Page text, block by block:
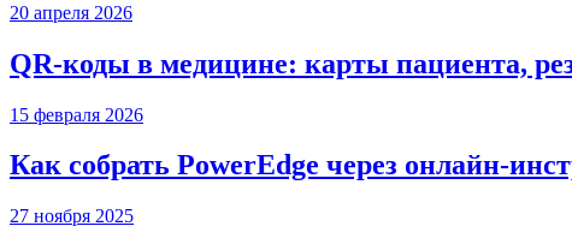
20 апреля 2026
QR-коды в медицине: карты пациента,
15 февраля 2026
Как собрать PowerEdge через онлайн-
27 ноября 2025